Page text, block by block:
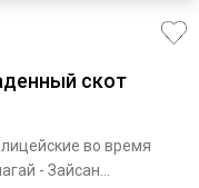
скот
во время
- Зайсан